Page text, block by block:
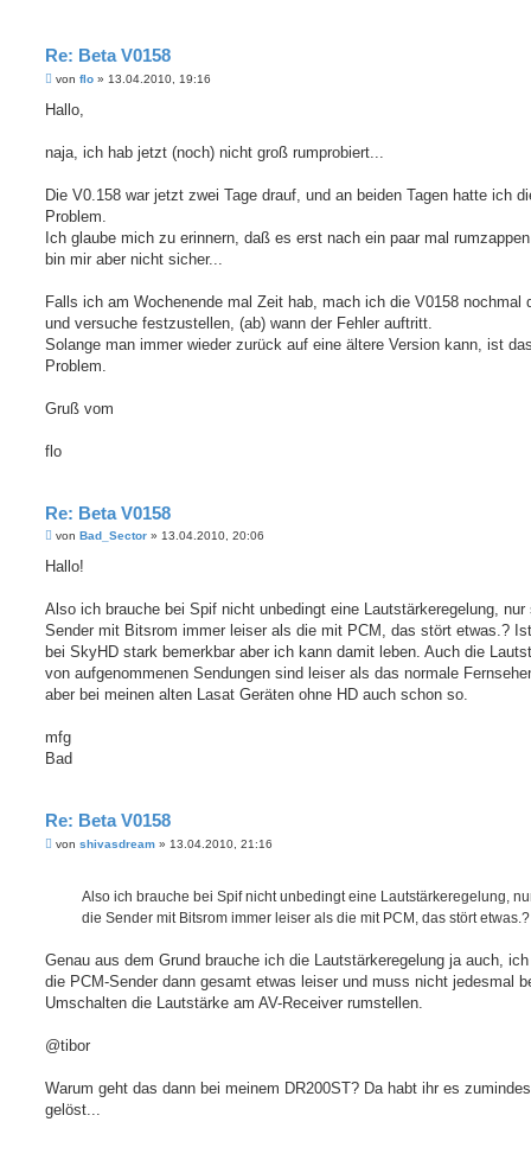
Re: Beta V0158
B
i
a
von flo » 13.04.2010, 19:16
Hallo,
naja, ich hab jetzt (noch) nicht groß rumprobiert...
Die V0.158 war jetzt zwei Tage drauf, und an beiden Tagen hatte ich
Problem.
Ich glaube mich zu erinnern, daß es erst nach ein paar mal
bin mir aber nicht sicher...
Falls ich am Wochenende mal Zeit hab, mach ich die V0158 nochmal
und versuche festzustellen, (ab) wann der Fehler auftritt.
Solange man immer wieder zurück auf eine ältere Version kann, ist
Problem.
Gruß vom
flo
Re: Beta V0158
B
i
a
von Bad_Sector » 13.04.2010, 20:06
Hallo!
Also ich brauche bei Spif nicht unbedingt eine Lautstärkeregelung, nur
Sender mit Bitsrom immer leiser als die mit PCM, das stört etwas.?
bei SkyHD stark bemerkbar aber ich kann damit leben. Auch die
von aufgenommenen Sendungen sind leiser als das normale
aber bei meinen alten Lasat Geräten ohne HD auch schon so.
mfg
Bad
Re: Beta V0158
Bvon shivasdream » 13.04.2010, 21:16
Also ich brauche bei Spif nicht unbedingt eine Lautstärkeregelung,
die Sender mit Bitsrom immer leiser als die mit PCM, das stört etwas.?
Genau aus dem Grund brauche ich die Lautstärkeregelung ja auch,
die PCM-Sender dann gesamt etwas leiser und muss nicht jedesmal
Umschalten die Lautstärke am AV-Receiver rumstellen.
@tibor
Warum geht das dann bei meinem DR200ST? Da habt ihr es
gelöst...